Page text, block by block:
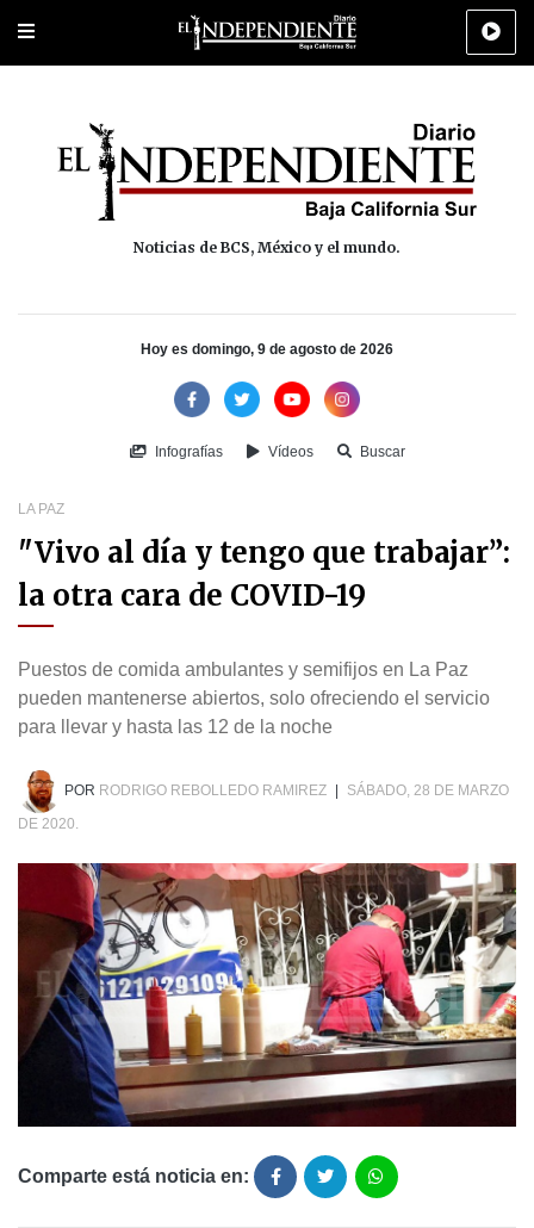
Portada Los Cabos Policiaca Deportes Cultura
Noticias de BCS, México y el mundo.
Hoy es domingo, 9 de agosto de 2026
Infografías Vídeos Buscar
LA PAZ
"Vivo al día y tengo que trabajar”:
la otra cara de COVID-19
Puestos de comida ambulantes y semifijos en La Paz
pueden mantenerse abiertos, solo ofreciendo el servicio
para llevar y hasta las 12 de la noche
POR RODRIGO REBOLLEDO RAMIREZ
SÁBADO, 28 DE MARZO
DE 2020.
Comparte está noticia en: